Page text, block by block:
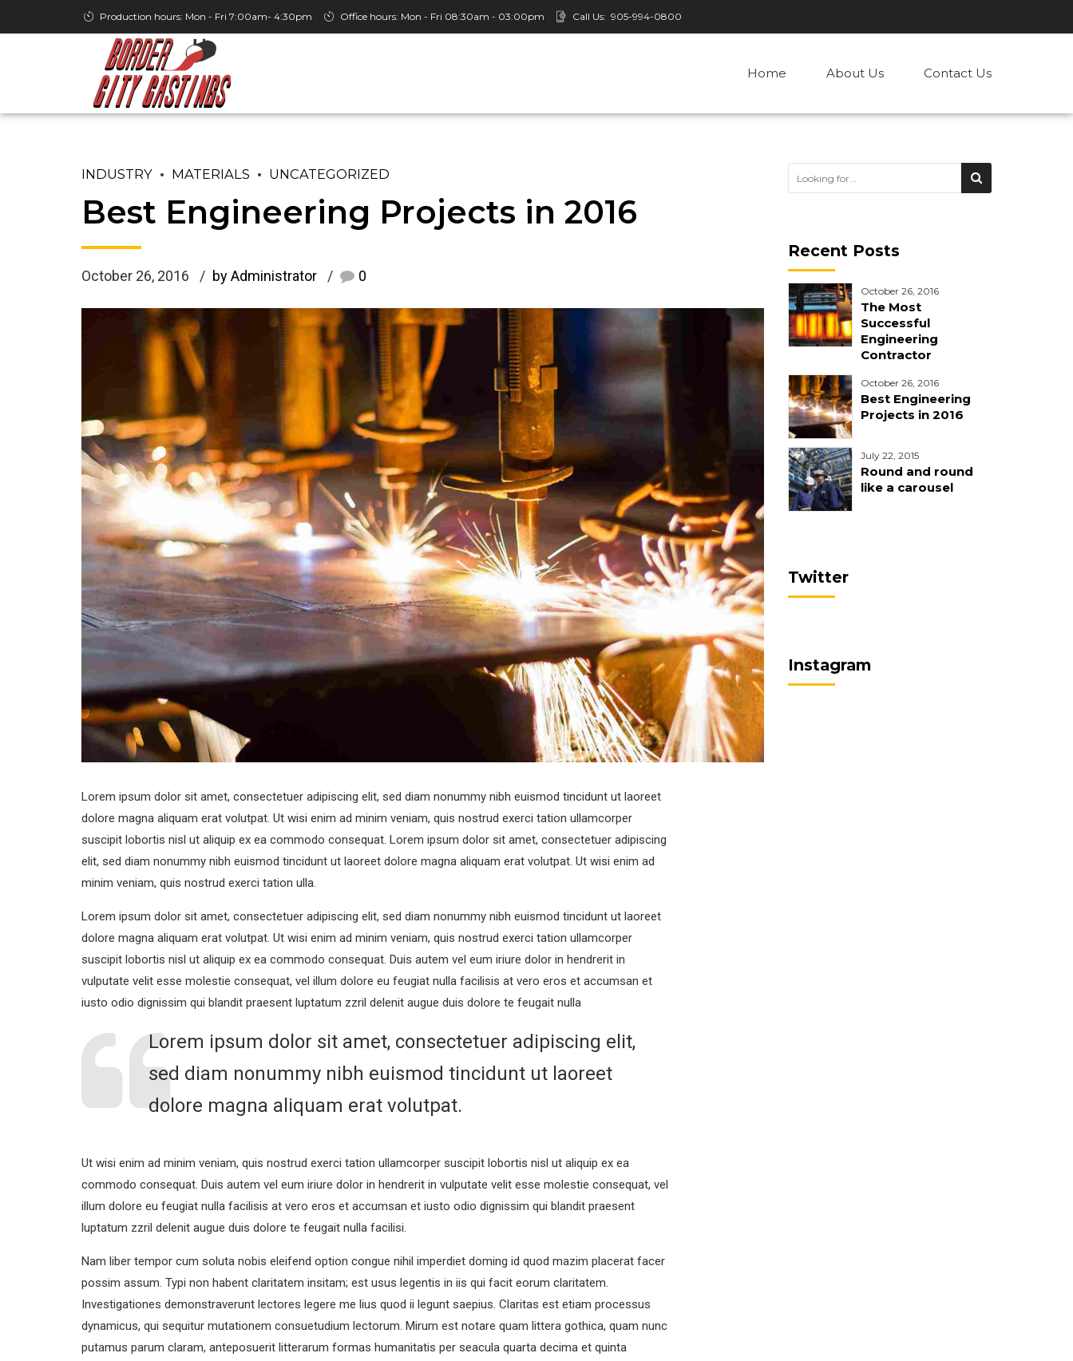
Production hours: Mon - Fri 7:00am- 4:30pm Office hours: Mon - Fri 08:30am - 03:00pm Call Us: 905-994-0800
Home About Us Contact Us
INDUSTRY MATERIALS UNCATEGORIZED
Best Engineering Projects in 2016
October 26, 2016 by Administrator 0
Lorem ipsum dolor sit amet, consectetuer adipiscing elit, sed diam nonummy nibh euismod tincidunt ut laoreet
dolore magna aliquam erat volutpat. Ut wisi enim ad minim veniam, quis nostrud exerci tation ullamcorper
suscipit lobortis nisl ut aliquip ex ea commodo consequat. Lorem ipsum dolor sit amet, consectetuer adipiscing
elit, sed diam nonummy nibh euismod tincidunt ut laoreet dolore magna aliquam erat volutpat. Ut wisi enim ad
minim veniam, quis nostrud exerci tation ulla.
Lorem ipsum dolor sit amet, consectetuer adipiscing elit, sed diam nonummy nibh euismod tincidunt ut laoreet
dolore magna aliquam erat volutpat. Ut wisi enim ad minim veniam, quis nostrud exerci tation ullamcorper
suscipit lobortis nisl ut aliquip ex ea commodo consequat. Duis autem vel eum iriure dolor in hendrerit in
vulputate velit esse molestie consequat, vel illum dolore eu feugiat nulla facilisis at vero eros et accumsan et
iusto odio dignissim qui blandit praesent luptatum zzril delenit augue duis dolore te feugait nulla
Lorem ipsum dolor sit amet, consectetuer adipiscing elit,
sed diam nonummy nibh euismod tincidunt ut laoreet
dolore magna aliquam erat volutpat.
Ut wisi enim ad minim veniam, quis nostrud exerci tation ullamcorper suscipit lobortis nisl ut aliquip ex ea
commodo consequat. Duis autem vel eum iriure dolor in hendrerit in vulputate velit esse molestie consequat, vel
illum dolore eu feugiat nulla facilisis at vero eros et accumsan et iusto odio dignissim qui blandit praesent
luptatum zzril delenit augue duis dolore te feugait nulla facilisi.
Nam liber tempor cum soluta nobis eleifend option congue nihil imperdiet doming id quod mazim placerat facer
possim assum. Typi non habent claritatem insitam; est usus legentis in iis qui facit eorum claritatem.
Investigationes demonstraverunt lectores legere me lius quod ii legunt saepius. Claritas est etiam processus
dynamicus, qui sequitur mutationem consuetudium lectorum. Mirum est notare quam littera gothica, quam nunc
putamus parum claram, anteposuerit litterarum formas humanitatis per seacula quarta decima et quinta
Recent Posts
October 26, 2016
The Most
Successful
Engineering
Contractor
October 26, 2016
Best Engineering
Projects in 2016
July 22, 2015
Round and round
like a carousel
Twitter
Instagram